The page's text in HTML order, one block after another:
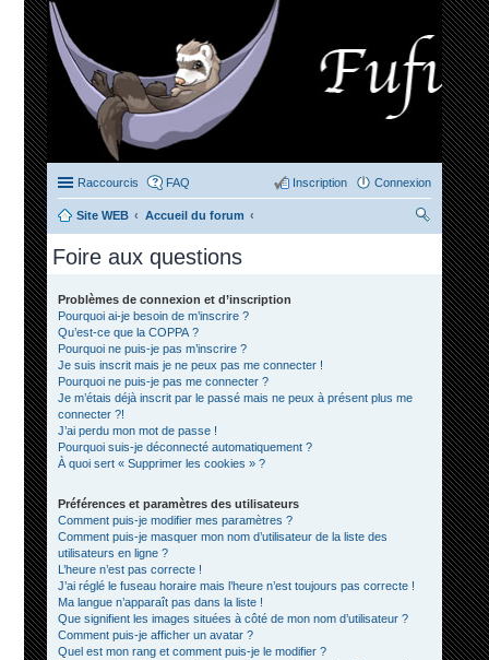
Raccourcis FAQ Connexion
Inscription
Site WEB
Accueil du forum
Foire aux questions
Problèmes de connexion et d’inscription
Pourquoi ai-je besoin de m’inscrire ?
Qu’est-ce que la COPPA ?
Pourquoi ne puis-je pas m’inscrire ?
Je suis inscrit mais je ne peux pas me connecter !
Pourquoi ne puis-je pas me connecter ?
Je m’étais déjà inscrit par le passé mais ne peux à présent plus me
connecter ?!
J’ai perdu mon mot de passe !
Pourquoi suis-je déconnecté automatiquement ?
À quoi sert « Supprimer les cookies » ?
Préférences et paramètres des utilisateurs
Comment puis-je modifier mes paramètres ?
Comment puis-je masquer mon nom d’utilisateur de la liste des
utilisateurs en ligne ?
L’heure n’est pas correcte !
J’ai réglé le fuseau horaire mais l’heure n’est toujours pas correcte !
Ma langue n’apparaît pas dans la liste !
Que signifient les images situées à côté de mon nom d’utilisateur ?
Comment puis-je afficher un avatar ?
Quel est mon rang et comment puis-je le modifier ?